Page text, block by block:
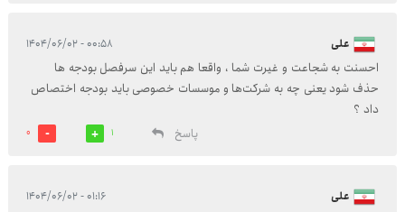
علی ۰۰:۵۸ - ۱۴۰۴/۰۶/۰۲
احسنت به شجاعت و غیرت شما ، واقعا هم باید این سرفصل بودجه ها
حذف شود یعنی چه به شرکت‌ها و موسسات خصوصی باید بودجه اختصاص
داد ؟
پاسخ
1
0
علی ۰۱:۱۶ - ۱۴۰۴/۰۶/۰۲